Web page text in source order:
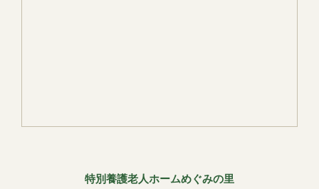
特別養護老人ホームめぐみの里